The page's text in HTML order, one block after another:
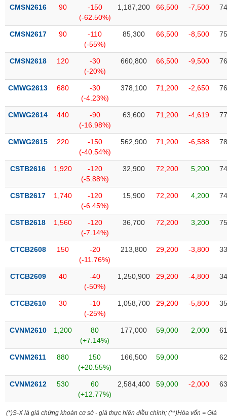
CMSN2616 90
-150
(-62.50%)
1,187,200 66,500 -7,500
CMSN2617 90
-110
(-55%)
85,300 66,500 -8,500
CMSN2618 120
-30
(-20%)
660,800 66,500 -9,500
CMWG2613 680
-30
(-4.23%)
378,100 71,200 -2,650
CMWG2614 440
-90
(-16.98%)
63,600 71,200 -4,619
CMWG2615 220
-150
(-40.54%)
562,900 71,200 -6,588
CSTB2616 1,920
-120
(-5.88%)
32,900 72,200 5,200
CSTB2617 1,740
-120
(-6.45%)
15,900 72,200 4,200
CSTB2618 1,560
-120
(-7.14%)
36,700 72,200 3,200
CTCB2608 150
-20
(-11.76%)
213,800 29,200 -3,800
CTCB2609 40
-40
(-50%)
1,250,900 29,200 -4,800
CTCB2610 30
-10
(-25%)
1,058,700 29,200 -5,800
CVNM2610 1,200
80
(+7.14%)
177,000 59,000 2,000
CVNM2611 880
150
(+20.55%)
166,500 59,000
CVNM2612 530
60
(+12.77%)
2,584,400 59,000 -2,000
(*)S-X là giá chứng khoán cơ sở - giá thực hiện điều chỉnh; (**)Hòa vốn = Giá
Đào
chính
Công
cụ
tư
Truyền
thông
chính
Dữ
liệu
chính